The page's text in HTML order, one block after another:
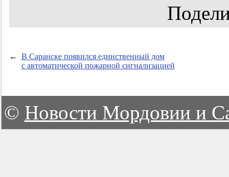
←
В Саранске появился единственный дом
с автоматической пожарной сигнализацией
© Новости Мордовии и